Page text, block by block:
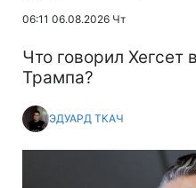
06:11 06.08.2026 Чт
Что говорил Хегсет
Трампа?
ЭДУАРД ТКАЧ